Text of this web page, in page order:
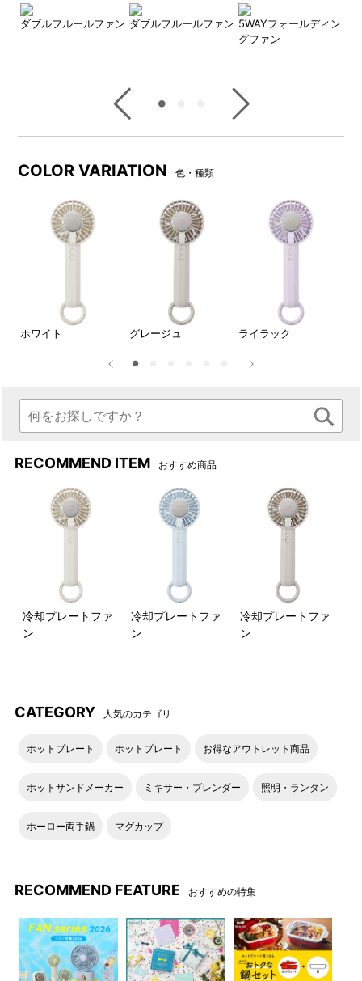
ダブルフルールファン ダブルフルールファン 5WAYフォールディン
グファン
COLOR VARIATION 色・種類
ホワイト グレージュ ライラック
RECOMMEND ITEM おすすめ商品
冷却プレートファ
ン
冷却プレートファ
ン
冷却プレートファ
ン
CATEGORY 人気のカテゴリ
ホットプレート ホットプレート お得なアウトレット商品
ホットサンドメーカー ミキサー・ブレンダー 照明・ランタン
ホーロー両手鍋 マグカップ
RECOMMEND FEATURE おすすめの特集